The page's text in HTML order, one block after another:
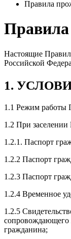
Правила
Настоящие
Российской
1.
1.1 Режим работы
1.2 При заселении
1.2.1. Паспорт
1.2.2 Паспорт
1.2.3 Паспорт
1.2.4 Временное
1.2.5
сопровождающего
гражданина;